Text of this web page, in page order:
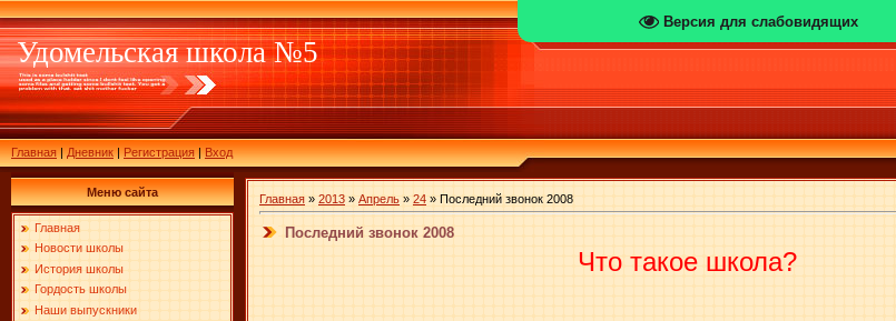
Версия для слабовидящих
Удомельская школа №5
Главная|Дневник|Регистрация|Вход
Меню сайта
Главная
Новости школы
История школы
Гордость школы
Наши выпускники
Главная » 2013 » Апрель » 24 » Последний звонок 2008
Последний звонок 2008
Что такое школа?